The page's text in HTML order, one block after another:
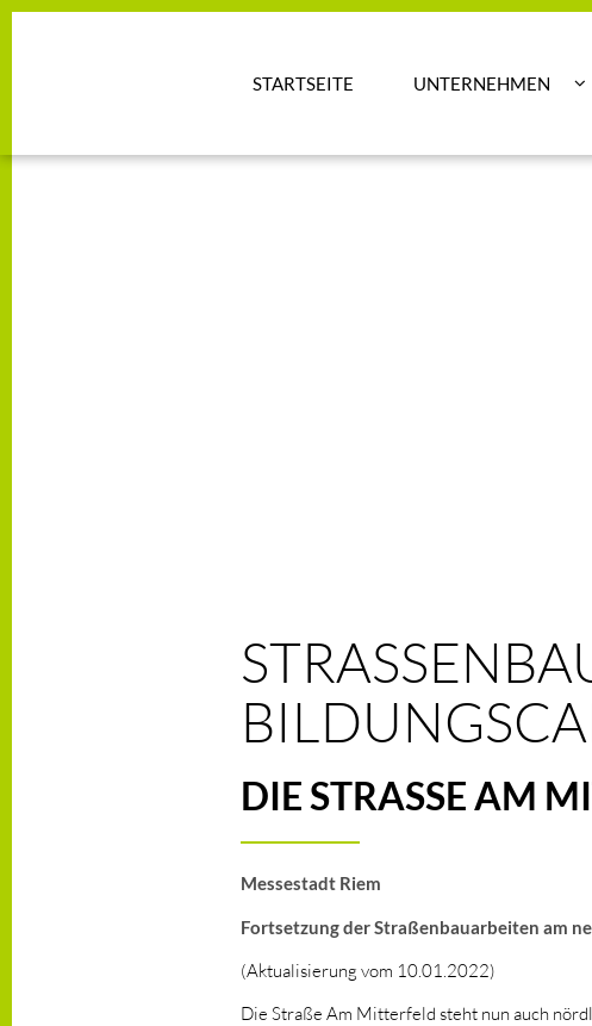
STARTSEITE UNTERNEHMEN 
DIE STRASSE AM
Messestadt Riem
Fortsetzung der Straßenbauarbeiten am
(Aktualisierung vom 10.01.2022)
Die Straße Am Mitterfeld steht nun auch